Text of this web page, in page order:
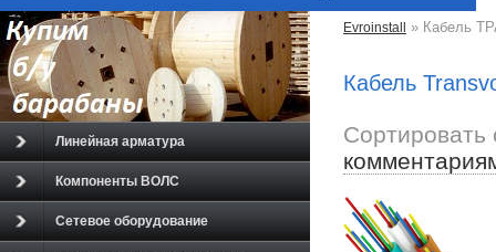
Evroinstall » Кабель
Кабель
Сортировать
Линейная арматура
Компоненты ВОЛС
Сетевое оборудование